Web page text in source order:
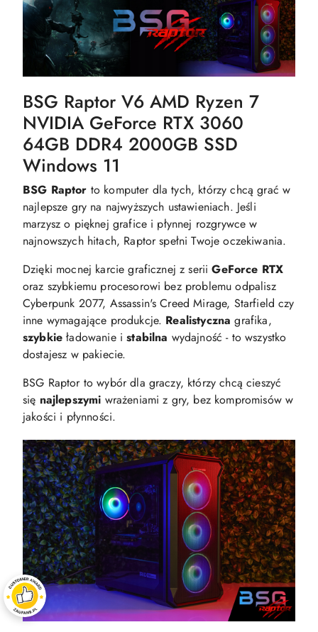
BSG Raptor V6 AMD Ryzen 7
NVIDIA GeForce RTX 3060
64GB DDR4 2000GB SSD
Windows 11
BSG Raptor to komputer dla tych, którzy chcą grać w
najlepsze gry na najwyższych ustawieniach. Jeśli
marzysz o pięknej grafice i płynnej rozgrywce w
najnowszych hitach, Raptor spełni Twoje oczekiwania.
Dzięki mocnej karcie graficznej z seriiGeForce RTX
oraz szybkiemu procesorowi bez problemu odpalisz
Cyberpunk 2077, Assassin's Creed Mirage, Starfield czy
inne wymagające produkcje. Realistyczna grafika,
szybkie ładowanie istabilna wydajność - to wszystko
dostajesz w pakiecie.
BSG Raptor to wybór dla graczy, którzy chcą cieszyć
się najlepszymi wrażeniami z gry, bez kompromisów w
jakości i płynności.